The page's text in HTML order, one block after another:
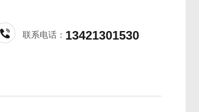
联系电话： 13421301530